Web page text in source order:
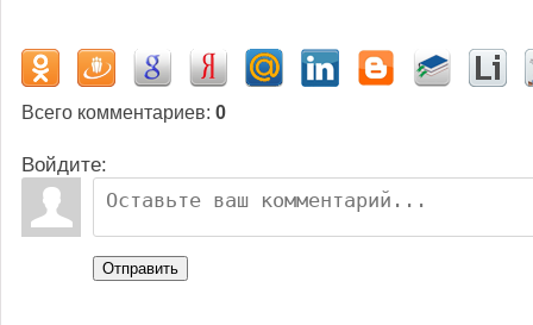
Всего комментариев: 0
Войдите:
Отправить